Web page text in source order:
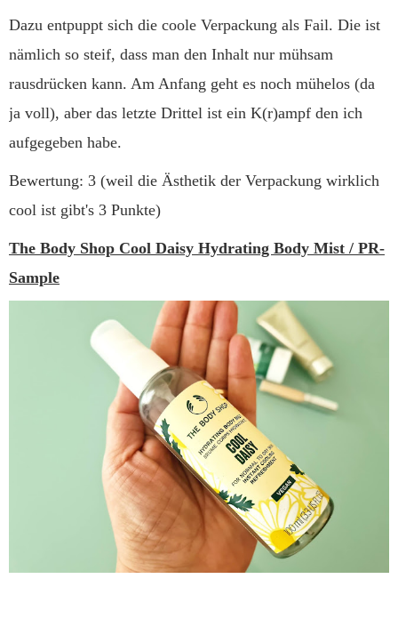
Dazu entpuppt sich die coole Verpackung als Fail. Die ist
nämlich so steif, dass man den Inhalt nur mühsam
rausdrücken kann. Am Anfang geht es noch mühelos (da
ja voll), aber das letzte Drittel ist ein K(r)ampf den ich
aufgegeben habe.
Bewertung: 3 (weil die Ästhetik der Verpackung wirklich
cool ist gibt's 3 Punkte)
The Body Shop Cool Daisy Hydrating Body Mist / PR-
Sample